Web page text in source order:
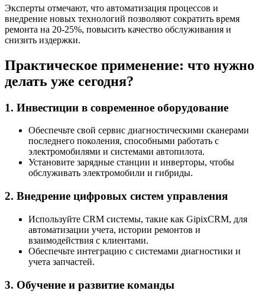
Эксперты отмечают, что автоматизация процессов и
внедрение новых технологий позволяют сократить время
ремонта на 20-25%, повысить качество обслуживания и
снизить издержки.
Практическое применение: что нужно
делать уже сегодня?
1. Инвестиции в современное оборудование
Обеспечьте свой сервис диагностическими сканерами
последнего поколения, способными работать с
электромобилями и системами автопилота.
Установите зарядные станции и инверторы, чтобы
обслуживать электромобили и гибриды.
2. Внедрение цифровых систем управления
Используйте CRM системы, такие как GipixCRM, для
автоматизации учета, истории ремонтов и
взаимодействия с клиентами.
Обеспечьте интеграцию с системами диагностики и
учета запчастей.
3. Обучение и развитие команды